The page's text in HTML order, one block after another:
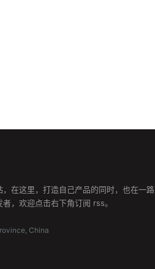
在这里，打造自己产品的同时，也在一路
，欢迎点击右下角订阅 rss。
China